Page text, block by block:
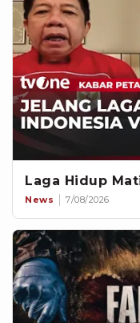
Laga Hidup
News 7/08/2026